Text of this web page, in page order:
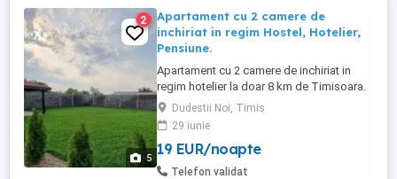
5
2
Apartament cu 2 camere de
inchiriat in regim Hostel, Hotelier,
Pensiune.
Apartament cu 2 camere de inchiriat in
regim hotelier la doar 8 km de Timisoara.
La proprietate gasiti toate conditile de
care aveti nevoie, loc de parcare asigurat,
curte + parc generos. Pretul este 99 lei zi
Se poate inchiria si 1 singura zi. Netflix
ON. Va asteptam cu drag.
Dudestii Noi, Timis
29 iunie
19 EUR/noapte
Telefon validat